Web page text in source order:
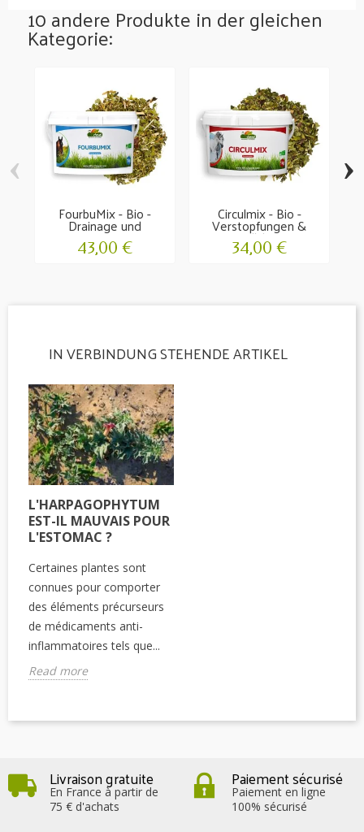
10 andere Produkte in der gleichen
Kategorie:
FourbuMix - Bio -
Drainage und
Bewegung
43,00 €
Circulmix - Bio -
Verstopfungen &
Röllchen
34,00 €
‹ ›
IN VERBINDUNG STEHENDE ARTIKEL
L'HARPAGOPHYTUM
EST-IL MAUVAIS POUR
L'ESTOMAC ?
Certaines plantes sont
connues pour comporter
des éléments précurseurs
de médicaments anti-
inflammatoires tels que...
Read more
Livraison gratuite
En France à partir de
75 € d'achats
Paiement sécurisé
Paiement en ligne
100% sécurisé